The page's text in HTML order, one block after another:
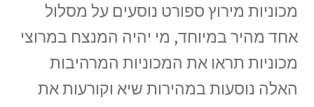
מכוניות מירוץ ספורט נוסעים על מסלול
אחד מהיר במיוחד, מי יהיה המנצח במרוצי
מכוניות תראו את המכוניות המרהיבות
האלה נוסעות במהירות שיא וקורעות את